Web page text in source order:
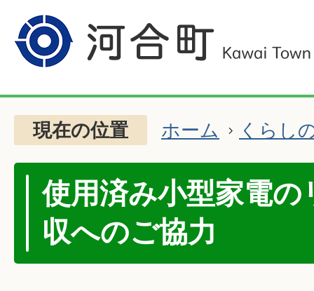
現在の位置 ホーム くらし
使用済み小型家電
収へのご協力